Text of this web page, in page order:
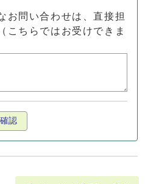
お問い合わせは、直接担
こちらではお受けできま
確認